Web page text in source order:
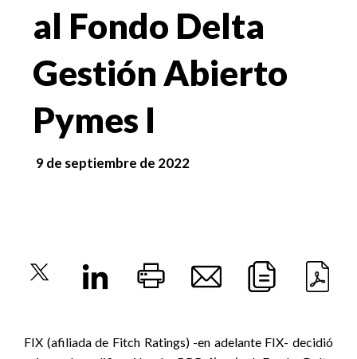
al Fondo Delta
Gestión Abierto
Pymes I
9 de septiembre de 2022
FIX (afiliada de Fitch Ratings) -en adelante FIX- decidió